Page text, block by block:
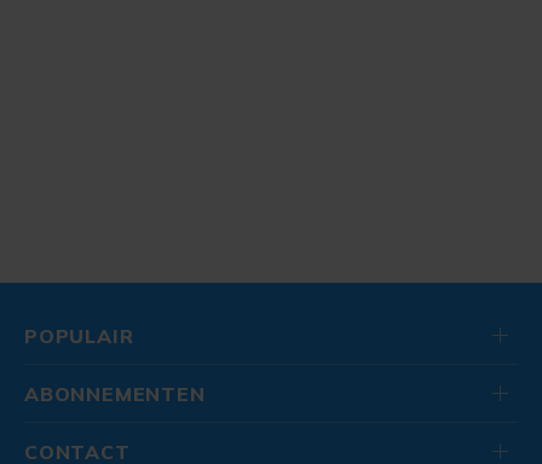
POPULAIR
ABONNEMENTEN
CONTACT